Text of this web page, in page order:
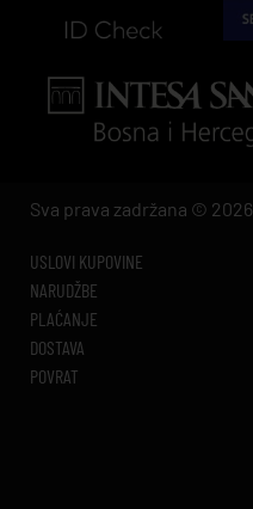
Sva prava zadržana © 2026
USLOVI KUPOVINE
NARUDŽBE
PLAĆANJE
DOSTAVA
POVRAT